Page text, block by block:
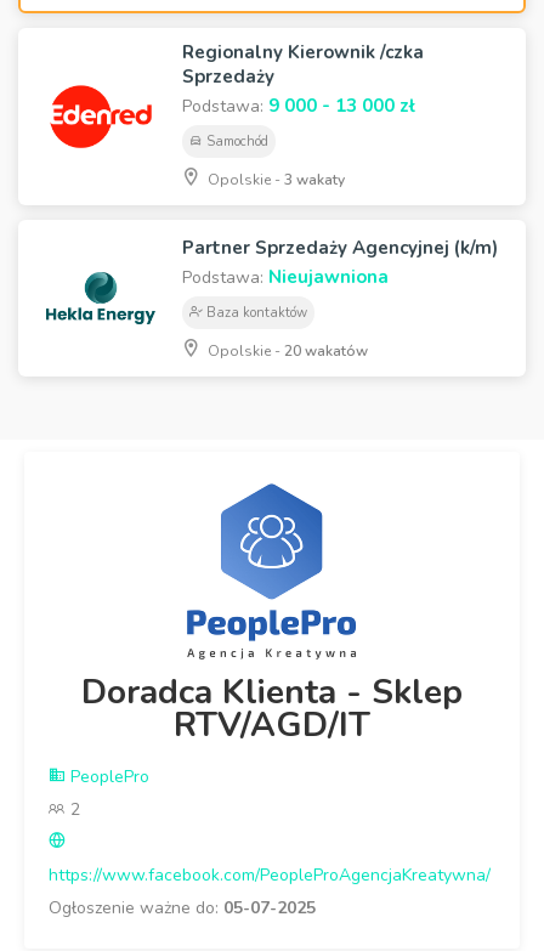
Regionalny Kierownik /czka
Sprzedaży
Podstawa: 9 000 - 13 000 zł
Samochód
Opolskie -3 wakaty
Partner Sprzedaży Agencyjnej (k/m)
Podstawa: Nieujawniona
Baza kontaktów
Opolskie -20 wakatów
Doradca Klienta - Sklep
RTV/AGD/IT
PeoplePro
2
https://www.facebook.com/PeopleProAgencjaKreatywna/
Ogłoszenie ważne do: 05-07-2025